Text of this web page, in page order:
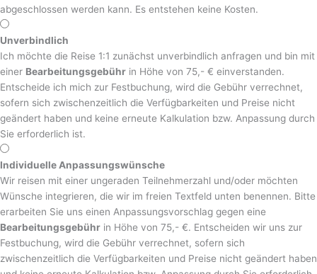
abgeschlossen werden kann. Es entstehen keine Kosten.
Unverbindlich
Ich möchte die Reise 1:1 zunächst unverbindlich anfragen und bin mit
einer Bearbeitungsgebühr in Höhe von 75,- € einverstanden.
Entscheide ich mich zur Festbuchung, wird die Gebühr verrechnet,
sofern sich zwischenzeitlich die Verfügbarkeiten und Preise nicht
geändert haben und keine erneute Kalkulation bzw. Anpassung durch
Sie erforderlich ist.
Individuelle Anpassungswünsche
Wir reisen mit einer ungeraden Teilnehmerzahl und/oder möchten
Wünsche integrieren, die wir im freien Textfeld unten benennen. Bitte
erarbeiten Sie uns einen Anpassungsvorschlag gegen eine
Bearbeitungsgebühr in Höhe von 75,- €. Entscheiden wir uns zur
Festbuchung, wird die Gebühr verrechnet, sofern sich
zwischenzeitlich die Verfügbarkeiten und Preise nicht geändert haben